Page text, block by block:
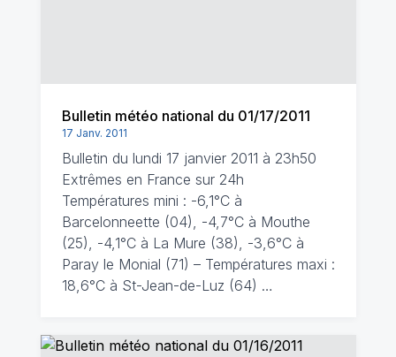
Bulletin météo national du 01/17/2011
17 Janv. 2011
Bulletin du lundi 17 janvier 2011 à 23h50
Extrêmes en France sur 24h
Températures mini : -6,1°C à
Barcelonneette (04), -4,7°C à Mouthe
(25), -4,1°C à La Mure (38), -3,6°C à
Paray le Monial (71) – Températures maxi :
18,6°C à St-Jean-de-Luz (64) …